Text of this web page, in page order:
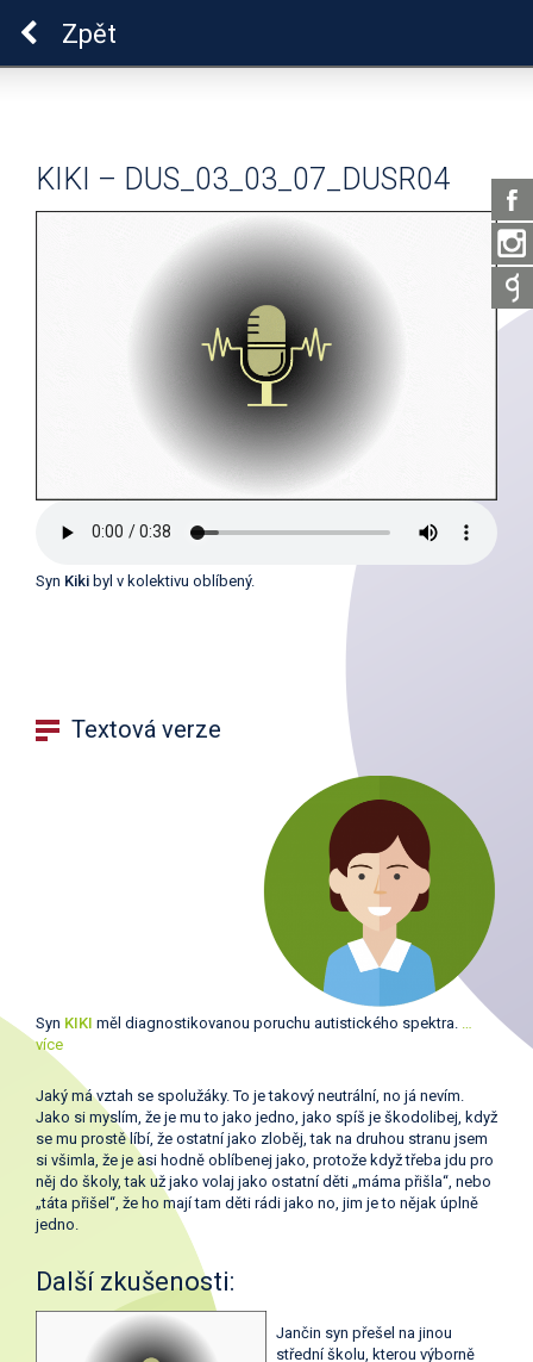
Zpět
KIKI – DUS_03_03_07_DUSR04
Syn Kiki byl v kolektivu oblíbený.
Textová verze
Syn KIKI měl diagnostikovanou poruchu autistického spektra.
více
Jaký má vztah se spolužáky. To je takový neutrální, no já nevím.
Jako si myslím, že je mu to jako jedno, jako spíš je škodolibej, když
se mu prostě líbí, že ostatní jako zloběj, tak na druhou stranu jsem
si všimla, že je asi hodně oblíbenej jako, protože když třeba jdu pro
něj do školy, tak už jako volaj jako ostatní děti „máma přišla“, nebo
„táta přišel“, že ho mají tam děti rádi jako no, jim je to nějak úplně
jedno.
Další zkušenosti:
Jančin syn přešel na jinou
střední školu, kterou výborně